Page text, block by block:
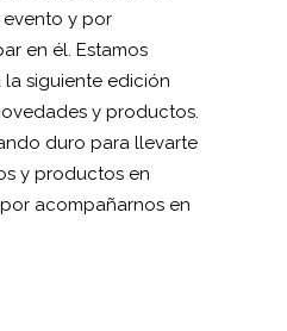
y por
en él. Estamos
siguiente edición
y productos.
duro para llevarte
y productos en
por acompañarnos en